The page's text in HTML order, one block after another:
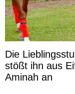
Die
stößt ihn aus
Aminah an